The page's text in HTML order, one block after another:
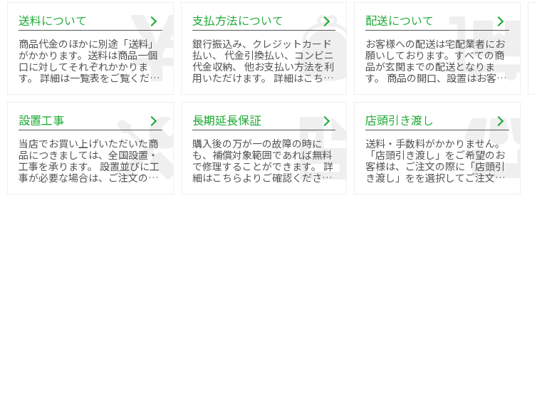
送料について
商品代金のほかに別途「送料」
がかかります。送料は商品一個
口に対してそれぞれかかりま
す。 詳細は一覧表をご覧くださ
支払方法について
銀行振込み、クレジットカード
払い、 代金引換払い、コンビニ
代金収納、 他お支払い方法を利
用いただけます。 詳細はこちら
配送について
お客様への配送は宅配業者にお
願いしております。すべての商
品が玄関までの配送となりま
す。 商品の開口、設置はお客様
設置工事
当店でお買い上げいただいた商
品につきましては、全国設置・
工事を承ります。 設置並びに工
事が必要な場合は、ご注文の際
長期延長保証
購入後の万が一の故障の時に
も、補償対象範囲であれば無料
で修理することができます。 詳
細はこちらよりご確認くださ
店頭引き渡し
送料・手数料がかかりません。
「店頭引き渡し」をご希望のお
客様は、ご注文の際に「店頭引
き渡し」をを選択してご注文く